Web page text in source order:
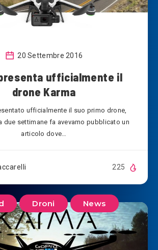
20 Settembre 2016
ufficialmente il
drone Karma
ufficialmente il suo primo drone,
due settimane fa avevamo pubblicato un
articolo dove…
225
Droni News